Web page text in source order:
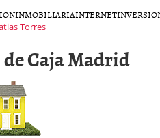
INMOBILIARIAINTERNET
Torres
Caja Madrid